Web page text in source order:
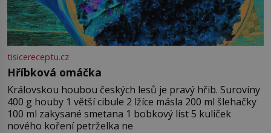
tisicereceptu.cz
Hříbková omáčka
Královskou houbou českých lesů je pravý hřib. Suroviny
400 g houby 1 větší cibule 2 lžíce másla 200 ml šlehačky
100 ml zakysané smetana 1 bobkový list 5 kuliček
nového koření petrželka ne